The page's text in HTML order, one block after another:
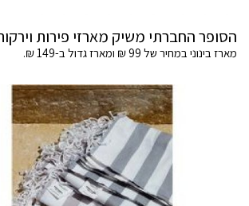
הסופר החברתי משיק מארזי פירות
מארז בינוני במחיר של 99 ₪ ומארז גדול ב-149 ₪.